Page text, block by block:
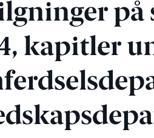
på
kapitler